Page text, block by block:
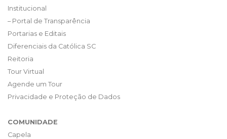
Institucional
– Portal de Transparência
Portarias e Editais
Diferenciais da Católica SC
Reitoria
Tour Virtual
Agende um Tour
Privacidade e Proteção de Dados
COMUNIDADE
Capela